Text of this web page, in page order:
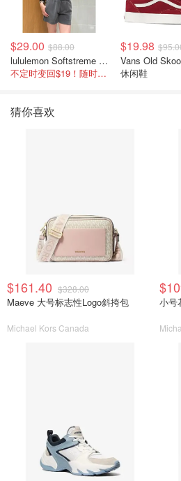
$29.00 $88.00
lululemon Softstreme 女士高腰短裤 10cm
不定时变回$19！随时点进来看
$19.98
Vans Old Skool 酒红色
休闲鞋
猜你喜欢
$161.40 $328.00
Maeve 大号标志性Logo斜挎包
Michael Kors Canada
小号